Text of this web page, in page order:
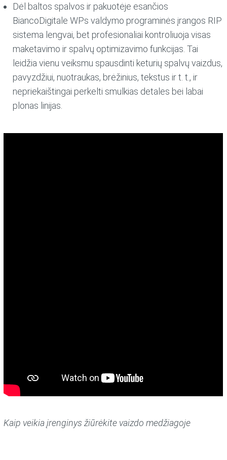
Dėl baltos spalvos ir pakuotėje esančios
BiancoDigitale WPs valdymo programinės įrangos RIP
sistema lengvai, bet profesionaliai kontroliuoja visas
maketavimo ir spalvų optimizavimo funkcijas. Tai
leidžia vienu veiksmu spausdinti keturių spalvų vaizdus,
pavyzdžiui, nuotraukas, brėžinius, tekstus ir t. t., ir
nepriekaištingai perkelti smulkias detales bei labai
plonas linijas.
Kaip veikia įrenginys žiūrėkite vaizdo medžiagoje